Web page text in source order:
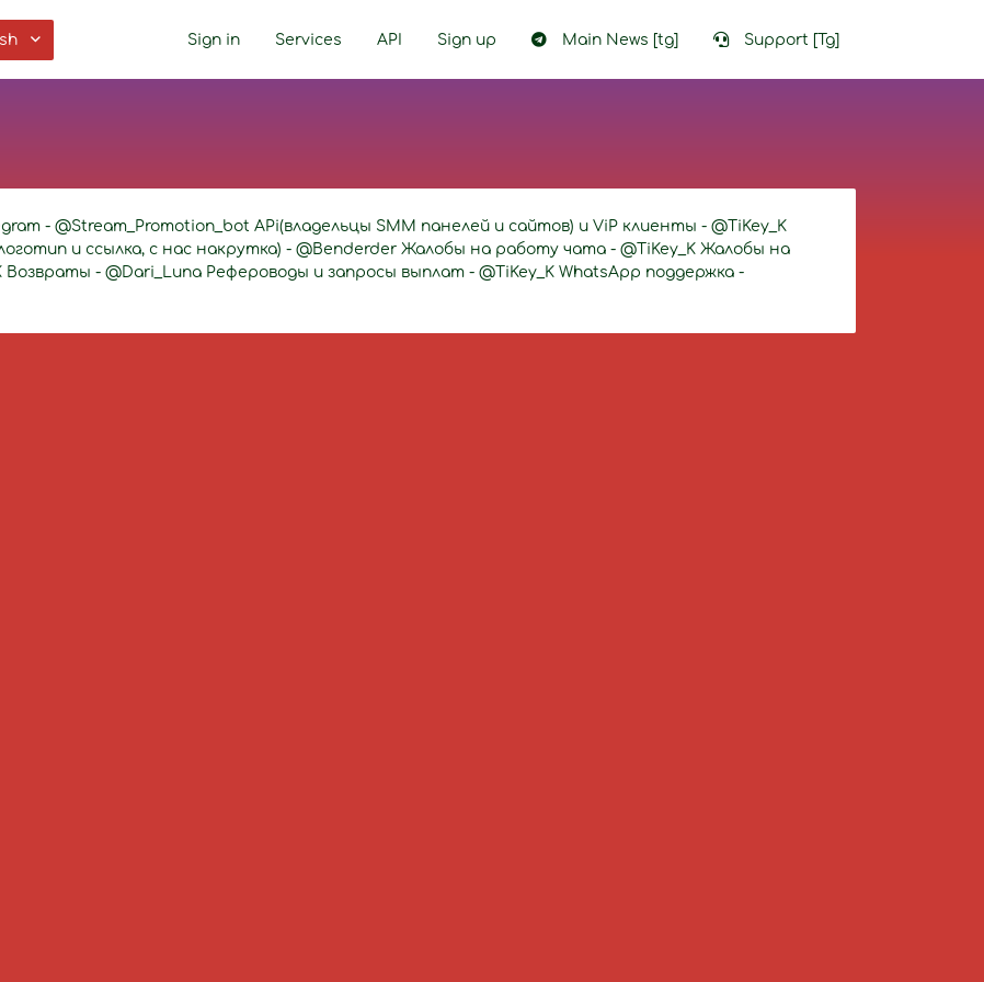
Sign in Services API Sign up Main News [tg] Support [Tg]
- @Stream_Promotion_bot APi(владельцы SMM панелей и сайтов) и ViP клиенты - @TiKey_K
и ссылка, с нас накрутка) - @Benderder Жалобы на работу чата - @TiKey_K Жалобы на
Возвраты - @Dari_Luna Рефероводы и запросы выплат - @TiKey_K WhatsApp поддержка -